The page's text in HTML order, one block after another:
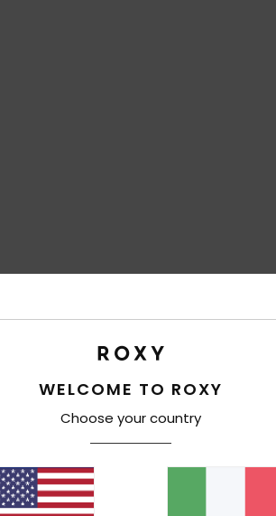
WELCOME TO ROXY
Choose your country